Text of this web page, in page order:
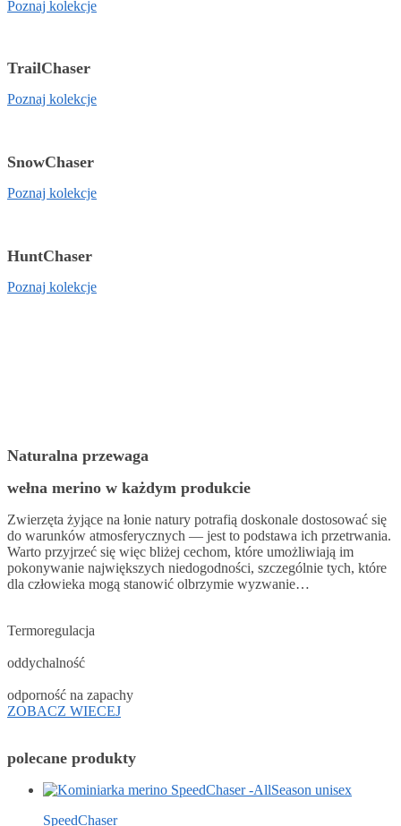
Poznaj kolekcje
TrailChaser
Poznaj kolekcje
SnowChaser
Poznaj kolekcje
HuntChaser
Poznaj kolekcje
Naturalna przewaga
wełna merino w każdym produkcie
Zwierzęta żyjące na łonie natury potrafią doskonale dostosować się
do warunków atmosferycznych — jest to podstawa ich przetrwania.
Warto przyjrzeć się więc bliżej cechom, które umożliwiają im
pokonywanie największych niedogodności, szczególnie tych, które
dla człowieka mogą stanowić olbrzymie wyzwanie…
Termoregulacja
oddychalność
odporność na zapachy
ZOBACZ WIECEJ
polecane produkty
SpeedChaser